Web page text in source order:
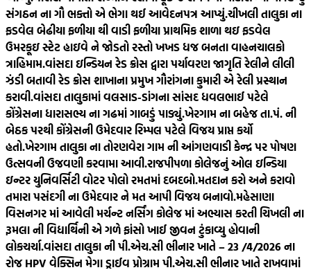
સંગઠન ના ગૌ ભક્તો એ ભેગા થઈ આવેદનપત્ર આપ્યું.ચીખલી તાલુકા ના
ફડવેલ બેઢીયા ફળીયા થી વાડી ફળીયા પ્રાથમિક શાળા થઇ ફડવેલ
ઉમરકૂઇ સ્ટેટ હાઇવે ને જોડતો રસ્તો ખખડ ધજ બનતા વાહનચાલકો
ત્રાહિમામ.વાંસદા ઇન્ડિયન રેડ ક્રોસ દ્વારા પર્યાવરણ જાગૃતિ રેલીને લીલી
ઝંડી બતાવી રેડ ક્રોસ શાખાના પ્રમુખ ગૌરાંગના કુમારી એ રેલી પ્રસ્થાન
કરાવી.વાંસદા તાલુકામાં વલસાડ-ડાંગના સાંસદ ધવલભાઈ પટેલે
કોંગ્રેસના ધારાસભ્ય ના ગઢમાં ગાબડું પાડ્યું.ખેરગામ ના બહેજ તા.પં. ની
બેઠક પરથી કોંગ્રેસની ઉમેદવાર રિમ્પલ પટેલે વિજય પ્રાપ્ત કર્યો
હતો.ખેરગામ તાલુકા ના તોરણવેરા ગામ ની આંગણવાડી કેન્દ્ર પર પોષણ
ઉત્સવની ઉજવણી કરવામા આવી.રાજપીપળા કોલેજનું ઓલ ઇન્ડિયા
ઇન્ટર યુનિવર્સિટી વોટર પોલો રમતમાં દબદબો.મતદાન કરો અને કરાવો
તમારા પસંદગી ના ઉમેદવાર ને મત આપી વિજય બનાવો.મહેસાણા
વિસનગર માં આવેલી મર્ચન્ટ નર્સિંગ કોલેજ માં અભ્યાસ કરતી ચિખલી ના
રૂમલા ની વિદ્યાર્થિની એ ગળે ફાંસો ખાઈ જીવન ટુંકાવ્યુ હોવાની
લોકચર્ચા.વાંસદા તાલુકા ની પી.એચ.સી ભીનાર ખાતે – 23 /4/2026 ના
રોજ HPV વેક્સિન મેગા ડ્રાઈવ પ્રોગ્રામ પી.એચ.સી ભીનાર ખાતે રાખવામાં